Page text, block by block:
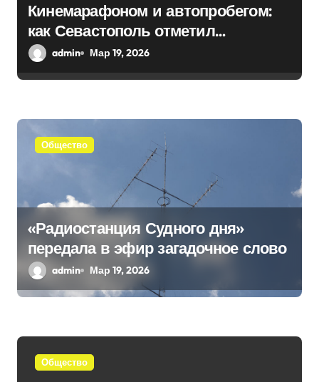
п
и
с
я
Кинемарафоном и автопробегом:
как Севастополь отметил
воссоединение с Россией
admin Мар 19, 2026
Общество
«Радиостанция Судного дня»
передала в эфир загадочное слово
admin Мар 19, 2026
Общество